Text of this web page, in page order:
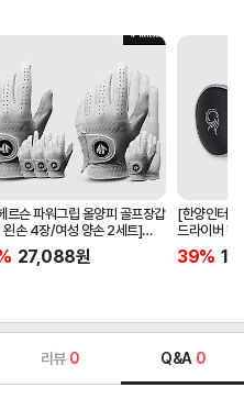
르슨 파워그립 올양피 골프장갑
왼손 4장/여성 양손 2세트]
][케이스포함]
27,088원
[한양인터
드라이버 헤
[HD-302]
39%
리뷰 0 Q&A 0